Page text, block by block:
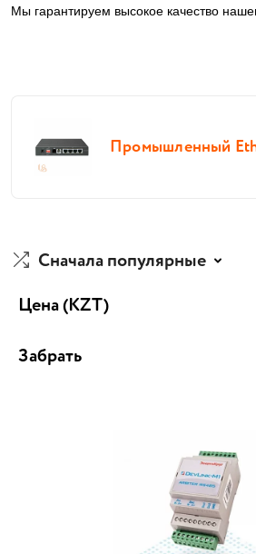
Мы гарантируем высокое качество
Промышленный
Сначала популярные
Цена(KZT)
Забрать